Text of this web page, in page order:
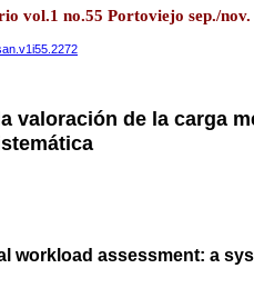
vol.1 no.55 Portoviejo sep./nov.
valoración de la carga
workload assessment: a